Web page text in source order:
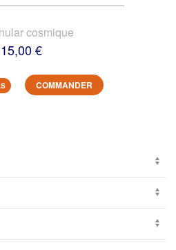
cosmique
15,00 €
COMMANDER